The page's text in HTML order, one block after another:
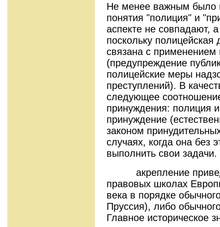
Не менее важным было
понятия "полиция" и
аспекте не совпадают,
поскольку полицейская
связана с применением
(предупреждение
полицейские меры
преступлений). В
следующее
принуждения: полиция
принуждение
законом
случаях, когда она без
выполнить свои задачи.
акрепление
правовых школах
века в порядке
Пруссия), либо
Главное историческое